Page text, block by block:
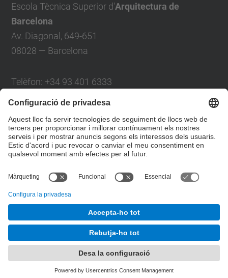
Escola Tècnica Superior d'Arquitectura de
Barcelona
Av. Diagonal, 649-651
08028 — Barcelona
Telèfon: +34 93 401 6333
Contacte:Demana ETSAB
Localització:Google maps OpenStreetmap
Barcelona. ETSAB
Desenvolupat amb
Mapa del lloc
Accessibilitat
Avís legal
Configuració de privadesa